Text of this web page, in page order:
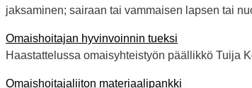
jaksaminen; sairaan tai vammaisen lapsen tai
Omaishoitajan hyvinvoinnin tueksi
Haastattelussa omaisyhteistyön päällikkö Tuija
Omaishoitajaliiton materiaalipankki